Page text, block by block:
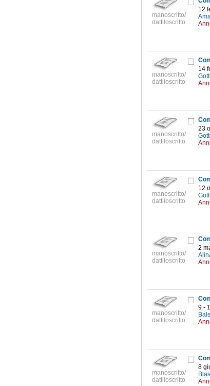
manoscritto/
dattiloscritto
12
manoscritto/
dattiloscritto
14
manoscritto/
dattiloscritto
23
manoscritto/
dattiloscritto
12
manoscritto/
dattiloscritto
2
manoscritto/
dattiloscritto
9 -
manoscritto/
dattiloscritto
8